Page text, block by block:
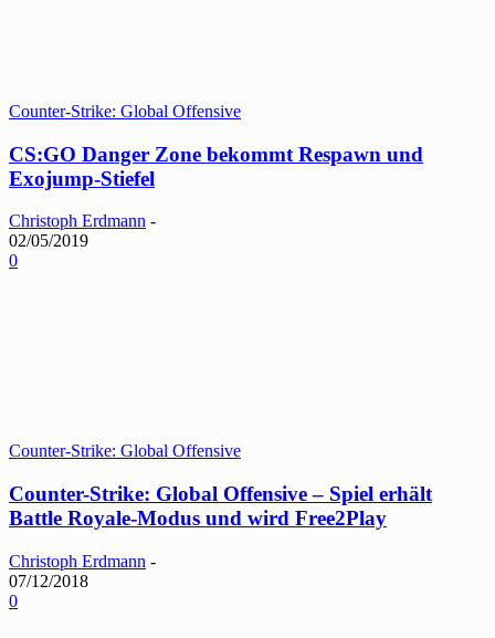
Counter-Strike: Global Offensive
CS:GO Danger Zone bekommt Respawn und
Exojump-Stiefel
Christoph Erdmann -
02/05/2019
0
Counter-Strike: Global Offensive
Counter-Strike: Global Offensive – Spiel erhält
Battle Royale-Modus und wird Free2Play
Christoph Erdmann -
07/12/2018
0